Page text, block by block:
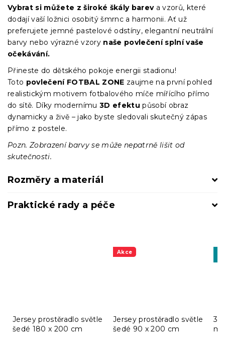
Vybrat si můžete z široké škály bareva vzorů, které
dodají vaší ložnici osobitý šmrnc a harmonii. Ať už
preferujete jemné pastelové odstíny, elegantní neutrální
barvy nebo výrazné vzory naše povlečení splní vaše
očekávání.
Přineste do dětského pokoje energii stadionu!
Toto povlečení FOTBAL ZONE zaujme na první pohled
realistickým motivem fotbalového míče mířícího přímo
do sítě. Díky modernímu 3D efektu působí obraz
dynamicky a živě – jako byste sledovali skutečný zápas
přímo z postele.
Pozn. Zobrazení barvy se může nepatrně lišit od
skutečnosti.
Rozměry a materiál
Praktické rady a péče
Jersey prostěradlo světle
šedé 180 x 200 cm
Akce
Jersey prostěradlo světle
šedé 90 x 200 cm